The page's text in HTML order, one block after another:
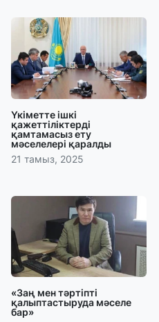
Үкіметте ішкі
қажеттіліктерді
қамтамасыз ету
мәселелері қаралды
21 тамыз, 2025
«Заң мен тәртіпті
қалыптастыруда мәселе
бар»